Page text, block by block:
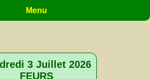
Menu
3 Juillet 2026
FEURS